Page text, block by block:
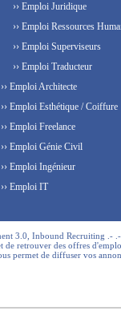
›› Emploi Juridique
›› Emploi Ressources
›› Emploi Superviseurs
›› Emploi Traducteur
›› Emploi Architecte
›› Emploi Esthétique / Coiffure
›› Emploi Freelance
›› Emploi Génie Civil
›› Emploi Ingénieur
›› Emploi IT
3.0, Inbound Recruiting .-
de retrouver des offres
permet de diffuser vos